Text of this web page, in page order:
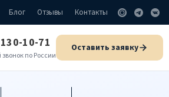
Блог Отзывы Контакты
10-71
по России
Оставить заявку